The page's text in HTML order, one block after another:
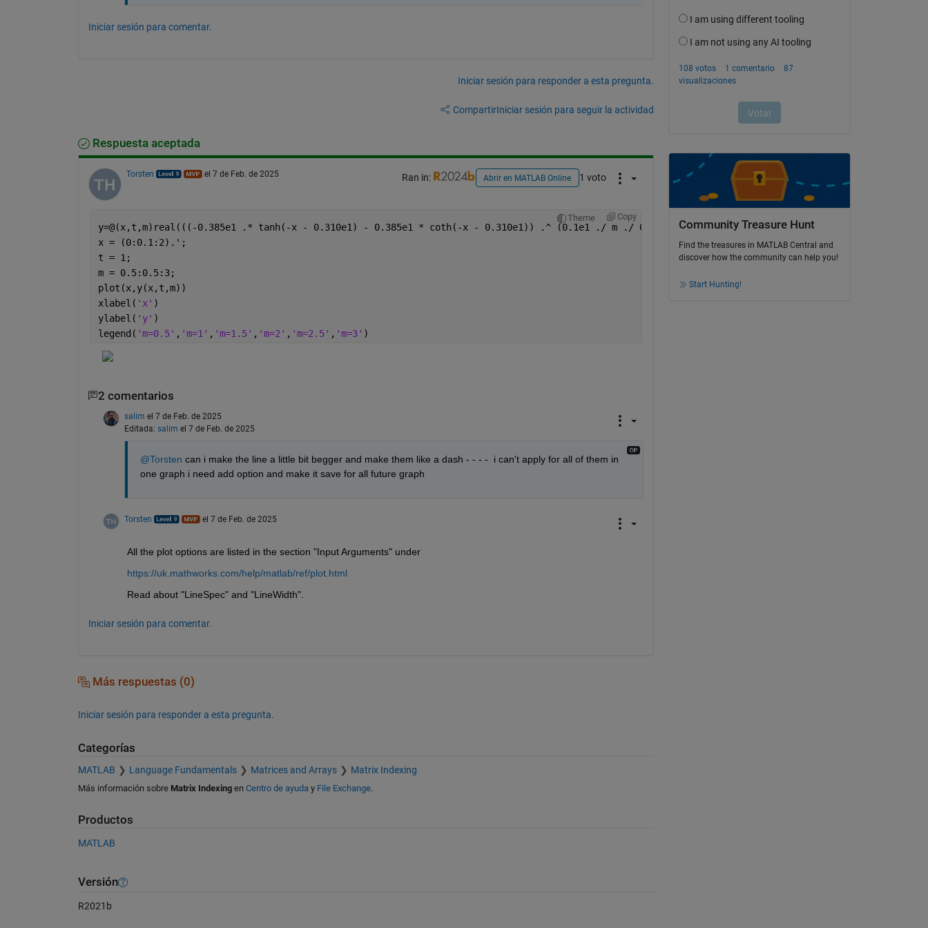
Iniciar sesión para comentar.
Iniciar sesión para responder a esta pregunta.
CompartirIniciar sesión para seguir la actividad
Respuesta aceptada
Torsten el 7 de Feb. de 2025 Ran in: Abrir en MATLAB Online 1 voto
Theme Copy
y=@(x,t,m)real(((-0.385e1 .* tanh(-x - 0.310e1) - 0.385e1 * coth(-x - 0.310e1)) .^ (0.1e1 ./ m ./ 0.2e1)) .* exp(i * (0.431e1 * t - 0.282e1)));
x = (0:0.1:2).';
t = 1;
m = 0.5:0.5:3;
plot(x,y(x,t,m))
xlabel( 'x' )
ylabel( 'y' )
legend( 'm=0.5' , 'm=1' , 'm=1.5' , 'm=2' , 'm=2.5' , 'm=3' )
2 comentarios
salim el 7 de Feb. de 2025
Editada: salim el 7 de Feb. de 2025
@Torsten can i make the line a little bit begger and make them like a dash - - - -  i can't apply for all of them in
one graph i need add option and make it save for all future graph
Torsten el 7 de Feb. de 2025
All the plot options are listed in the section "Input Arguments" under
https://uk.mathworks.com/help/matlab/ref/plot.html
Read about "LineSpec" and "LineWidth".
Iniciar sesión para comentar.
Más respuestas (0)
Iniciar sesión para responder a esta pregunta.
Categorías
MATLAB Language Fundamentals Matrices and Arrays Matrix Indexing
Más información sobre Matrix Indexingen Centro de ayuday File Exchange.
Productos
MATLAB
Versión
R2021b
Community Treasure Hunt
Find the treasures in MATLAB Central and
discover how the community can help you!
Start Hunting!